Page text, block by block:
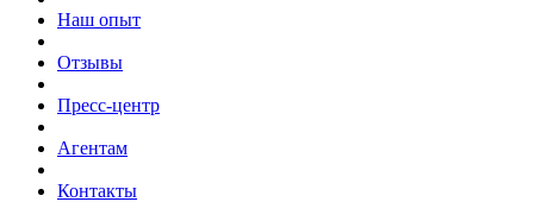
Наш опыт
Отзывы
Пресс-центр
Агентам
Контакты